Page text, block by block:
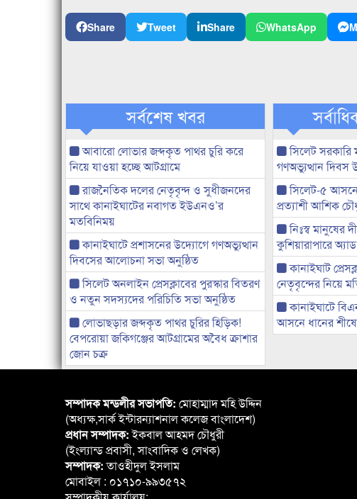
Share Tweet Share WhatsApp
সর্বশেষ খবর
আবারো লোভার জব্দকৃত পাথর চুরি করে
নিয়ে যাওয়া হচ্ছে আটগ্রামে
রাজনৈতিক দলের নেতৃবৃন্দ ও সুধীজনদের
সাথে কানাইঘাটের নবাগত ইউএনও’র
মতবিনিময়
কানাইঘাটে প্রশাসনের উদ্যোগে গণঅভ্যুত্থান
দিবসের আলোচনা সভা অনুষ্ঠিত
সিলেট অনলাইন প্রেসক্লাবের পুরস্কার বিতরণ
ও নতুন সদস্যদের পরিচিতি সভা অনুষ্ঠিত
লোভাছড়ার জব্দকৃত পাথর চুরির হিড়িক!
বেপরোয়া জকিগঞ্জের আটগ্রামের অবৈধ ক্রাশার
জোন চক্র
সিলেট
গণঅভ্যুত্থান
সিলেট-৫
প্রত্যাশী আশিক
নিঃস্ব মানুষের
কুশিয়ারাপারে
কানাইঘাট
নেতৃবৃন্দের নিয়ে
কানাইঘাটে
আসনে ধানের শীষের
সম্পাদক মন্ডলীর সভাপতি: মোহাম্মাদ মহি উদ্দিন
(অধ্যক্ষ,সার্ক ইন্টারন্যাশনাল কলেজ বাংলাদেশ)
প্রধান সম্পাদক:ইকবাল আহমদ চৌধুরী
(ইংল্যান্ড প্রবাসী, সাংবাদিক ও লেখক)
সম্পাদক:তাওহীদুল ইসলাম
মোবাইল : ০১৭১০-৯৯৩৫৭২